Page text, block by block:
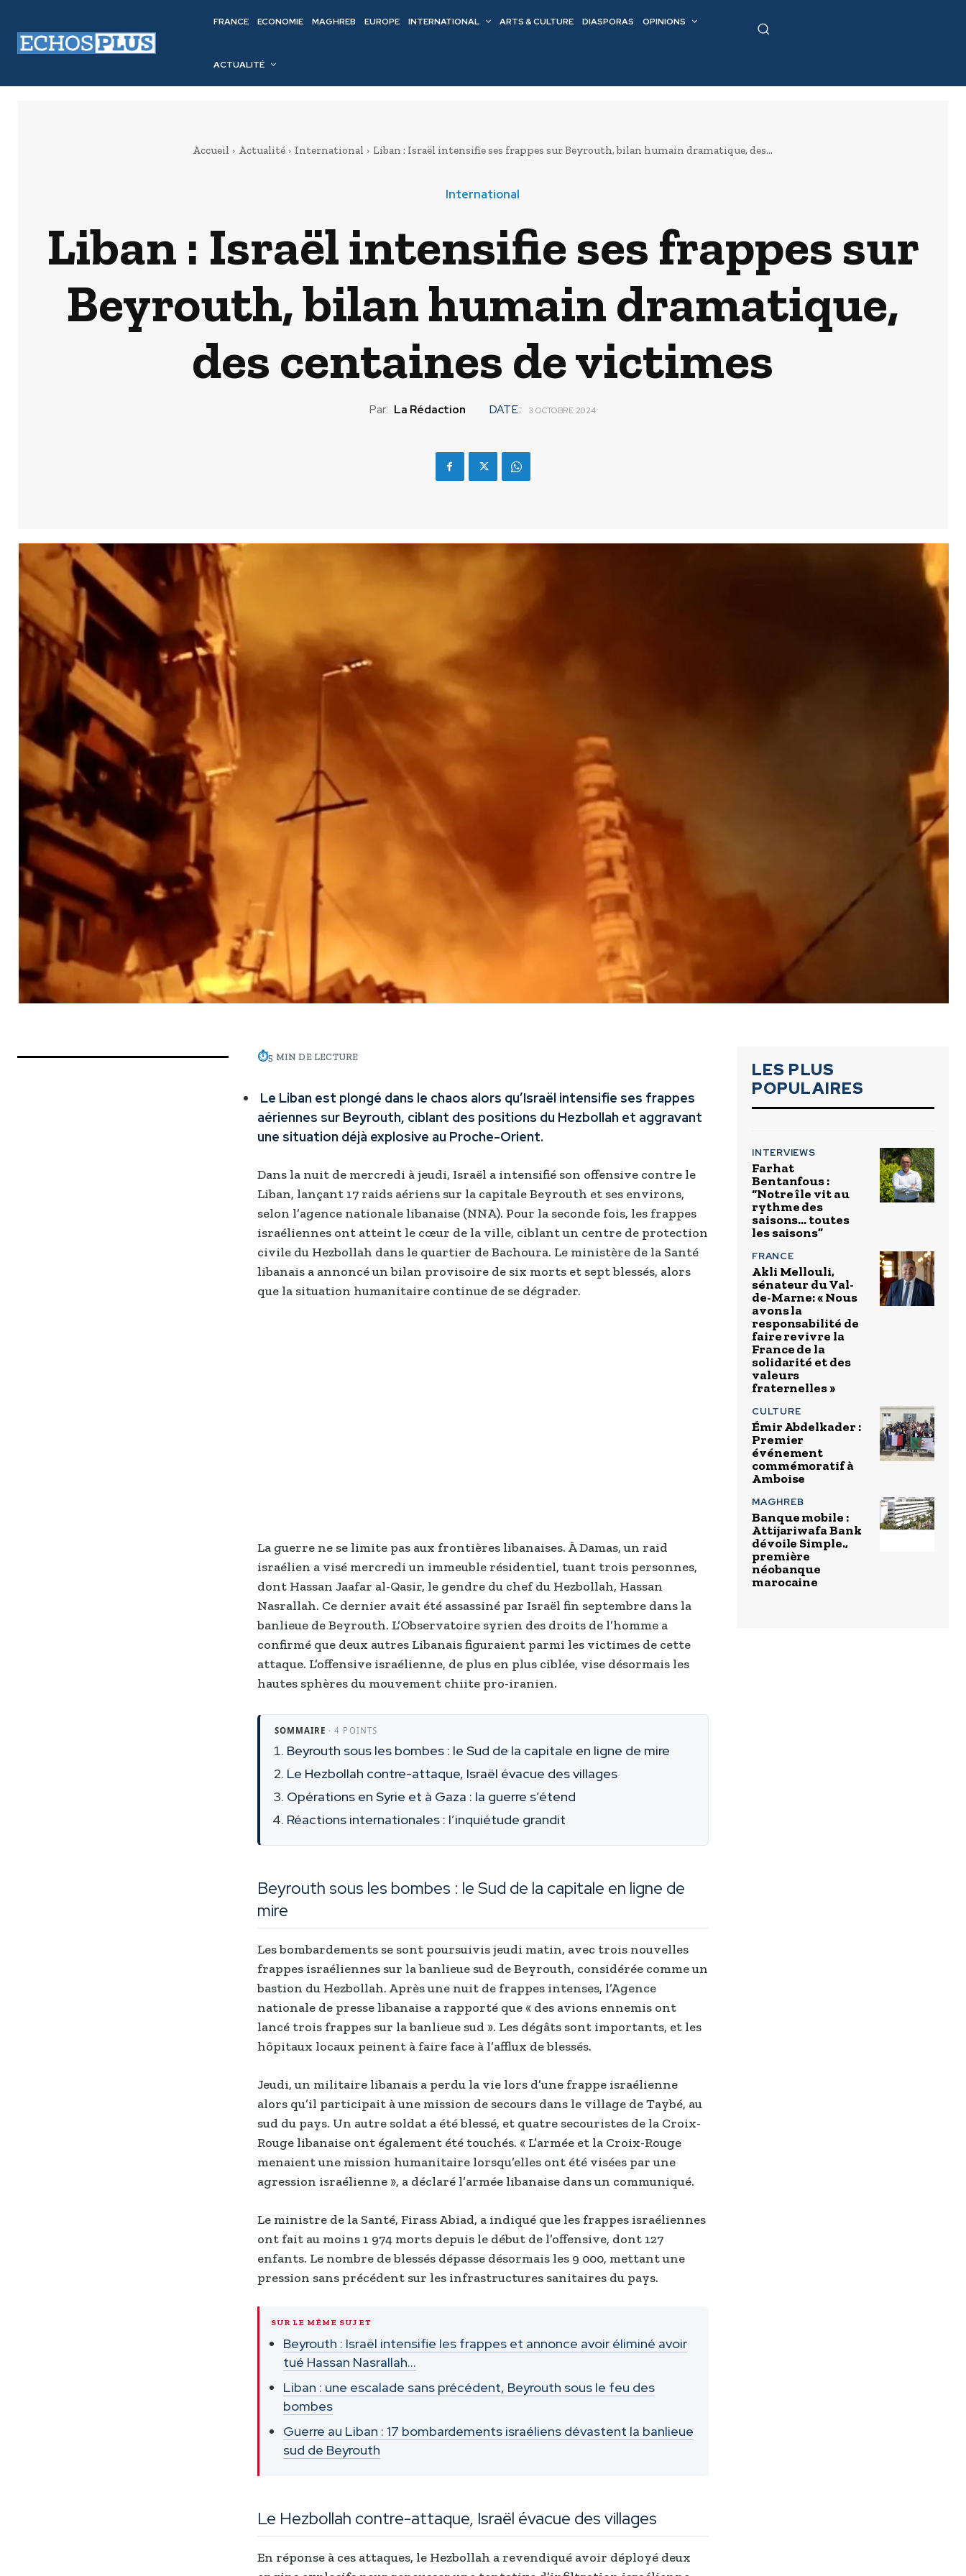
FRANCE ECONOMIE MAGHREB EUROPE INTERNATIONAL ARTS & CULTURE DIASPORAS OPINIONS
ACTUALITÉ
Accueil Actualité International Liban : Israël intensifie ses frappes sur Beyrouth, bilan humain dramatique, des...
International
Liban : Israël intensifie ses frappes sur
Beyrouth, bilan humain dramatique,
des centaines de victimes
Par: La Rédaction DATE: 3 OCTOBRE 2024
⏱5 MIN DE LECTURE
Le Liban est plongé dans le chaos alors qu’Israël intensifie ses frappes
aériennes sur Beyrouth, ciblant des positions du Hezbollah et aggravant
une situation déjà explosive au Proche-Orient.
Dans la nuit de mercredi à jeudi, Israël a intensifié son offensive contre le
Liban, lançant 17 raids aériens sur la capitale Beyrouth et ses environs,
selon l’agence nationale libanaise (NNA). Pour la seconde fois, les frappes
israéliennes ont atteint le cœur de la ville, ciblant un centre de protection
civile du Hezbollah dans le quartier de Bachoura. Le ministère de la Santé
libanais a annoncé un bilan provisoire de six morts et sept blessés, alors
que la situation humanitaire continue de se dégrader.
La guerre ne se limite pas aux frontières libanaises. À Damas, un raid
israélien a visé mercredi un immeuble résidentiel, tuant trois personnes,
dont Hassan Jaafar al-Qasir, le gendre du chef du Hezbollah, Hassan
Nasrallah. Ce dernier avait été assassiné par Israël fin septembre dans la
banlieue de Beyrouth. L’Observatoire syrien des droits de l’homme a
confirmé que deux autres Libanais figuraient parmi les victimes de cette
attaque. L’offensive israélienne, de plus en plus ciblée, vise désormais les
hautes sphères du mouvement chiite pro-iranien.
SOMMAIRE · 4 POINTS
Beyrouth sous les bombes : le Sud de la capitale en ligne de mire
Le Hezbollah contre-attaque, Israël évacue des villages
Opérations en Syrie et à Gaza : la guerre s’étend
Réactions internationales : l’inquiétude grandit
Beyrouth sous les bombes : le Sud de la capitale en ligne de
mire
Les bombardements se sont poursuivis jeudi matin, avec trois nouvelles
frappes israéliennes sur la banlieue sud de Beyrouth, considérée comme un
bastion du Hezbollah. Après une nuit de frappes intenses, l’Agence
nationale de presse libanaise a rapporté que « des avions ennemis ont
lancé trois frappes sur la banlieue sud ». Les dégâts sont importants, et les
hôpitaux locaux peinent à faire face à l’afflux de blessés.
Jeudi, un militaire libanais a perdu la vie lors d’une frappe israélienne
alors qu’il participait à une mission de secours dans le village de Taybé, au
sud du pays. Un autre soldat a été blessé, et quatre secouristes de la Croix-
Rouge libanaise ont également été touchés. « L’armée et la Croix-Rouge
menaient une mission humanitaire lorsqu’elles ont été visées par une
agression israélienne », a déclaré l’armée libanaise dans un communiqué.
Le ministre de la Santé, Firass Abiad, a indiqué que les frappes israéliennes
ont fait au moins 1 974 morts depuis le début de l’offensive, dont 127
enfants. Le nombre de blessés dépasse désormais les 9 000, mettant une
pression sans précédent sur les infrastructures sanitaires du pays.
SUR LE MÊME SUJET
Beyrouth : Israël intensifie les frappes et annonce avoir éliminé avoir
tué Hassan Nasrallah…
Liban : une escalade sans précédent, Beyrouth sous le feu des
bombes
Guerre au Liban : 17 bombardements israéliens dévastent la banlieue
sud de Beyrouth
Le Hezbollah contre-attaque, Israël évacue des villages
En réponse à ces attaques, le Hezbollah a revendiqué avoir déployé deux
LES PLUS
POPULAIRES
INTERVIEWS
Farhat
Bentanfous :
“Notre île vit au
rythme des
saisons… toutes
les saisons”
FRANCE
Akli Mellouli,
sénateur du Val-
de-Marne: « Nous
avons la
responsabilité de
faire revivre la
France de la
solidarité et des
valeurs
fraternelles »
CULTURE
Émir Abdelkader :
Premier
événement
commémoratif à
Amboise
MAGHREB
Banque mobile :
Attijariwafa Bank
dévoile Simple.,
première
néobanque
marocaine